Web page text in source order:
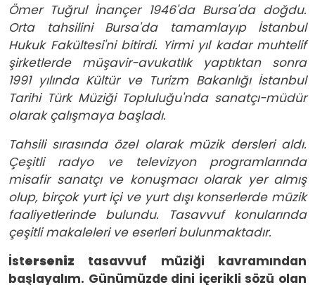
Ömer Tuğrul İnançer 1946'da Bursa'da doğdu.
Orta tahsilini Bursa'da tamamlayıp İstanbul
Hukuk Fakültesi'ni bitirdi. Yirmi yıl kadar muhtelif
şirketlerde müşavir-avukatlık yaptıktan sonra
1991 yılında Kültür ve Turizm Bakanlığı İstanbul
Tarihi Türk Müziği Topluluğu'nda sanatçı-müdür
olarak çalışmaya başladı.
Tahsili sırasında özel olarak müzik dersleri aldı.
Çeşitli radyo ve televizyon programlarında
misafir sanatçı ve konuşmacı olarak yer almış
olup, birçok yurt içi ve yurt dışı konserlerde müzik
faaliyetlerinde bulundu. Tasavvuf konularında
çeşitli makaleleri ve eserleri bulunmaktadır.
İsterseniz tasavvuf müziği kavramından
başlayalım. Günümüzde dini içerikli sözü olan